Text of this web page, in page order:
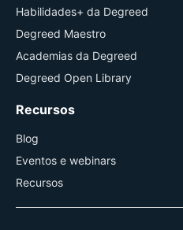
Habilidades+ da Degreed
Degreed Maestro
Academias da Degreed
Degreed Open Library
Recursos
Blog
Eventos e webinars
Recursos